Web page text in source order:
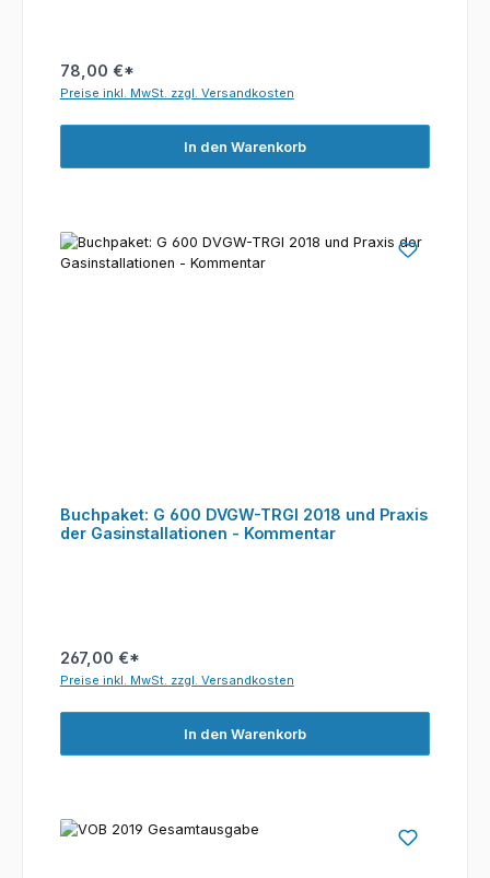
78,00 €*
Preise inkl. MwSt. zzgl. Versandkosten
In den Warenkorb
Buchpaket: G 600 DVGW-TRGI 2018 und Praxis
der Gasinstallationen - Kommentar
267,00 €*
Preise inkl. MwSt. zzgl. Versandkosten
In den Warenkorb